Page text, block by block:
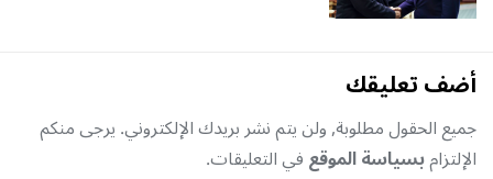
أضف تعليقك
جميع الحقول مطلوبة, ولن يتم نشر بريدك الإلكتروني. يرجى منكم
الإلتزامبسياسة الموقعفي التعليقات.